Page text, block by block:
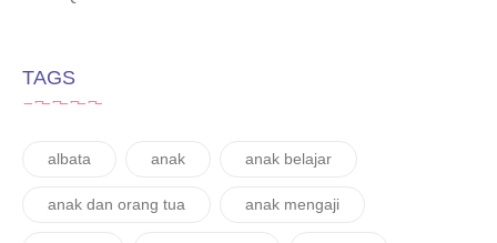
TAGS
albata anak anak belajar
anak dan orang tua anak mengaji